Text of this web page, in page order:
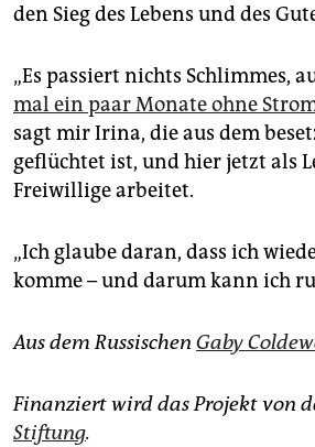
den Sieg des Lebens und des
„Es passiert nichts Schlimmes,
mal ein paar Monate ohne
sagt mir Irina, die aus dem
geflüchtet ist, und hier jetzt als
Freiwillige arbeitet.
„Ich glaube daran, dass ich
komme – und darum kann ich
Aus dem Russischen Gaby
Finanziert wird das Projekt von
Stiftung.